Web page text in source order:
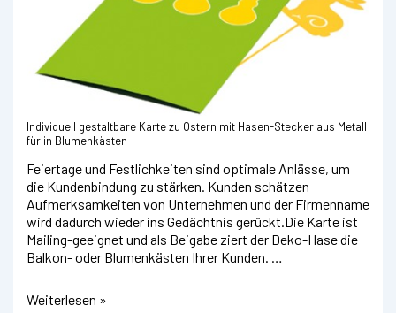
Individuell gestaltbare Karte zu Ostern mit Hasen-Stecker aus Metall
für in Blumenkästen
Feiertage und Festlichkeiten sind optimale Anlässe, um
die Kundenbindung zu stärken. Kunden schätzen
Aufmerksamkeiten von Unternehmen und der Firmenname
wird dadurch wieder ins Gedächtnis gerückt.Die Karte ist
Mailing-geeignet und als Beigabe ziert der Deko-Hase die
Balkon- oder Blumenkästen Ihrer Kunden. …
Ostergrüße
Weiterlesen »